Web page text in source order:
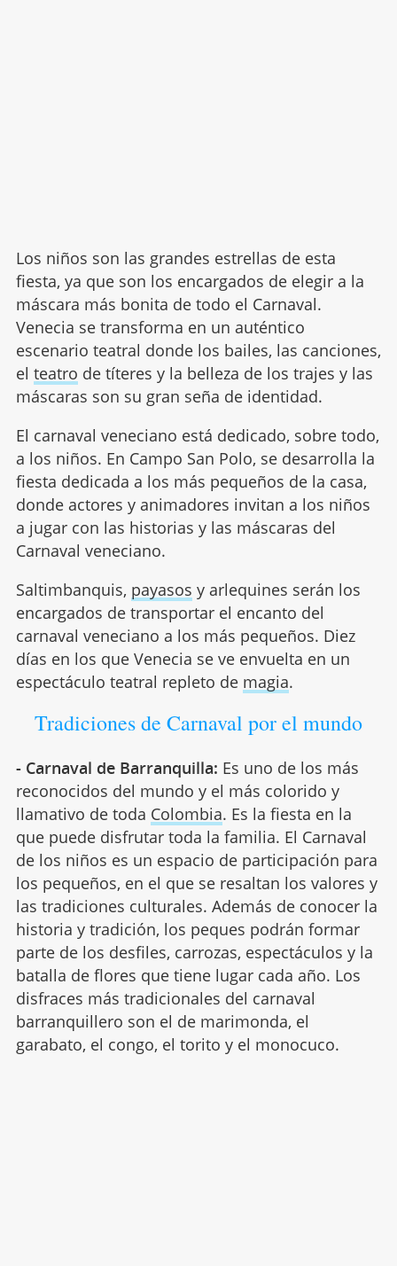
Los niños son las grandes estrellas de esta
fiesta, ya que son los encargados de elegir a la
máscara más bonita de todo el Carnaval.
Venecia se transforma en un auténtico
escenario teatral donde los bailes, las canciones,
el teatro de títeres y la belleza de los trajes y las
máscaras son su gran seña de identidad.
El carnaval veneciano está dedicado, sobre todo,
a los niños. En Campo San Polo, se desarrolla la
fiesta dedicada a los más pequeños de la casa,
donde actores y animadores invitan a los niños
a jugar con las historias y las máscaras del
Carnaval veneciano.
Saltimbanquis, payasos y arlequines serán los
encargados de transportar el encanto del
carnaval veneciano a los más pequeños. Diez
días en los que Venecia se ve envuelta en un
espectáculo teatral repleto de magia.
Tradiciones de Carnaval por el mundo
- Carnaval de Barranquilla: Es uno de los más
reconocidos del mundo y el más colorido y
llamativo de toda Colombia. Es la fiesta en la
que puede disfrutar toda la familia. El Carnaval
de los niños es un espacio de participación para
los pequeños, en el que se resaltan los valores y
las tradiciones culturales. Además de conocer la
historia y tradición, los peques podrán formar
parte de los desfiles, carrozas, espectáculos y la
batalla de flores que tiene lugar cada año. Los
disfraces más tradicionales del carnaval
barranquillero son el de marimonda, el
garabato, el congo, el torito y el monocuco.